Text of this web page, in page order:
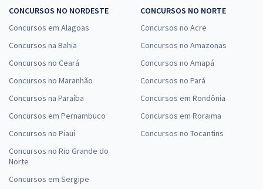
CONCURSOS NO NORDESTE
Concursos em Alagoas
Concursos na Bahia
Concursos no Ceará
Concursos no Maranhão
Concursos na Paraíba
Concursos em Pernambuco
Concursos no Piauí
Concursos no Rio Grande do
Norte
Concursos em Sergipe
CONCURSOS NO NORTE
Concursos no Acre
Concursos no Amazonas
Concursos no Amapá
Concursos no Pará
Concursos em Rondônia
Concursos em Roraima
Concursos no Tocantins